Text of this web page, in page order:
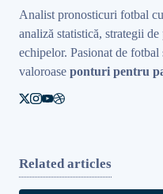
Analist pronosticuri fotbal cu
analiză statistică, strategii
echipelor. Pasionat de
valoroase ponturi pentru
Related articles